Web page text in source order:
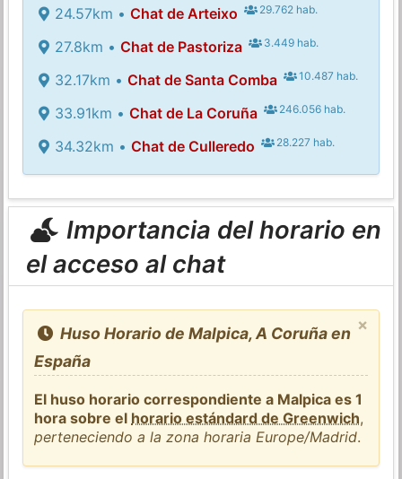
24.57km • Chat de Arteixo 29.762 hab.
27.8km • Chat de Pastoriza 3.449 hab.
32.17km • Chat de Santa Comba 10.487 hab.
33.91km • Chat de La Coruña 246.056 hab.
34.32km • Chat de Culleredo 28.227 hab.
Importancia del horario en
el acceso al chat
×
Huso Horario de Malpica, A Coruña en
España
El huso horario correspondiente a Malpica es 1
hora sobre el horario estándard de Greenwich,
perteneciendo a la zona horaria Europe/Madrid.